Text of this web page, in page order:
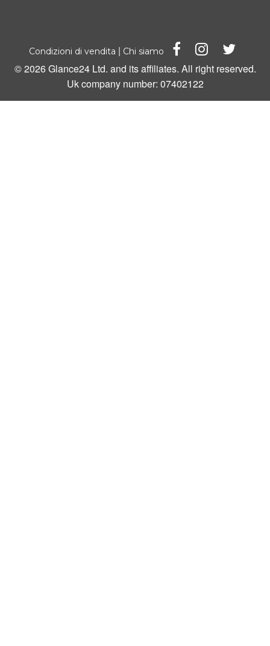
Condizioni di vendita | Chi siamo
© 2026 Glance24 Ltd. and its affiliates. All right reserved.
Uk company number: 07402122